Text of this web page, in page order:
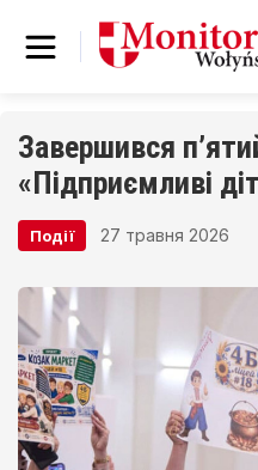
Завершився
«Підприємливі
Події 27 травня 2026